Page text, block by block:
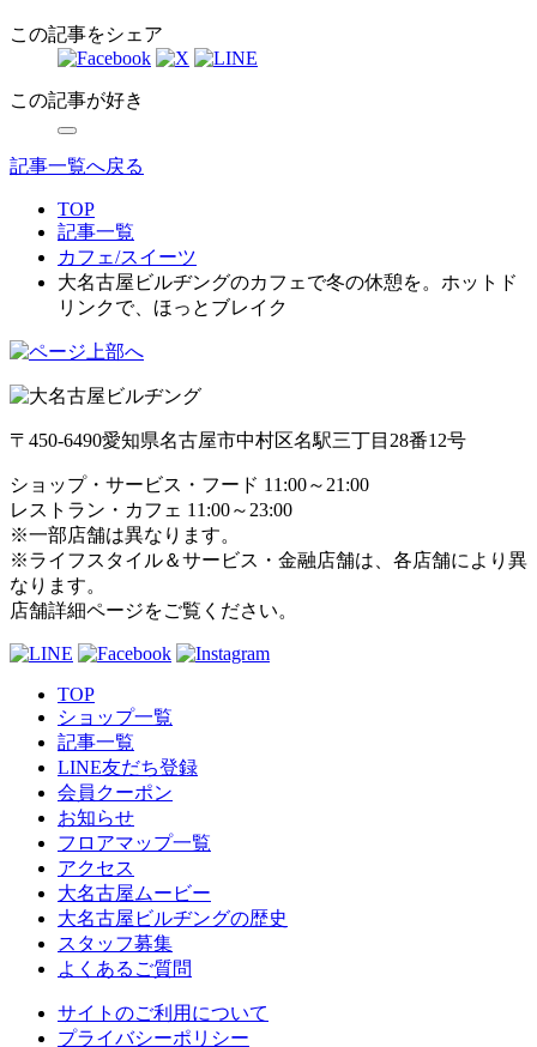
この記事をシェア
この記事が好き
記事一覧へ戻る
TOP
記事一覧
カフェ/スイーツ
大名古屋ビルヂングのカフェで冬の休憩を。ホットド
リンクで、ほっとブレイク
〒450-6490愛知県名古屋市中村区名駅三丁目28番12号
ショップ・サービス・フード 11:00～21:00
レストラン・カフェ 11:00～23:00
※一部店舗は異なります。
※ライフスタイル＆サービス・金融店舗は、各店舗により異
なります。
店舗詳細ページをご覧ください。
TOP
ショップ一覧
記事一覧
LINE友だち登録
会員クーポン
お知らせ
フロアマップ一覧
アクセス
大名古屋ムービー
大名古屋ビルヂングの歴史
スタッフ募集
よくあるご質問
サイトのご利用について
プライバシーポリシー